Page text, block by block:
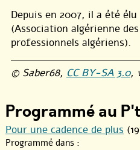
Depuis en 2007, il a été élu
(Association algérienne
professionnels algériens).
© Saber68, CC BY-SA 3.0,
Programmé au
Pour une cadence de plus
Programmé dans :